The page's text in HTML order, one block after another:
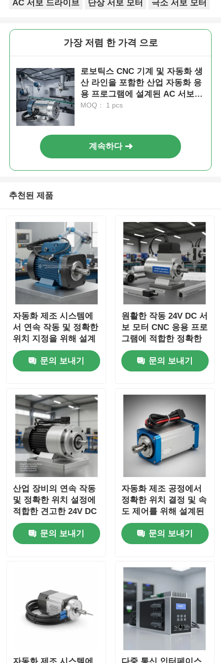
AC 서보 드라이브 단상 서보 모터 극소 서보 모터
가장 저렴 한 가격 으로
로보틱스 CNC 기계 및 자동화 생
산 라인을 포함한 산업 자동화 응
용 프로그램에 설계된 AC 서보
모터
MOQ： 1 pcs
계속하다
추천된 제품
자동화 제조 시스템에
서 연속 작동 및 정확한
위치 지정을 위해 설계
된 내구성 있는 AC 서
보 모터문의 보내기
원활한 작동 24V DC 서
보 모터 CNC 응용 프로
그램에 적합한 정확한
위치 및 내구성 성능을
제공합니다문의 보내기
산업 장비의 연속 작동
및 정확한 위치 설정에
적합한 견고한 24V DC
서보 모터
문의 보내기
자동화 제조 공정에서
정확한 위치 결정 및 속
도 제어를 위해 설계된
브러시리스 AC 서보 모
터
문의 보내기